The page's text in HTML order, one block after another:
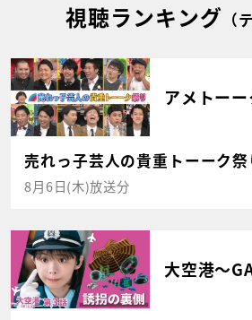
視聴ランキング （
アメトーー
売れっ子芸人の貴重トーーク
8月6日(木)放送分
大空港～